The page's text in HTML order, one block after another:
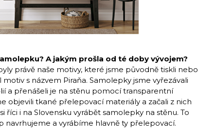
A jakým prošla od té doby vývojem?
právě naše motivy, které jsme původně tiskli nebo
s názvem Piraňa. Samolepky jsme vyřezávali
a přenášeli je na stěnu pomocí transparentní
objevili tkané přelepovací materiály a začali z nich
říci i na Slovensku vyrábět samolepky na stěnu. To
navrhujeme a vyrábíme hlavně ty přelepovací.